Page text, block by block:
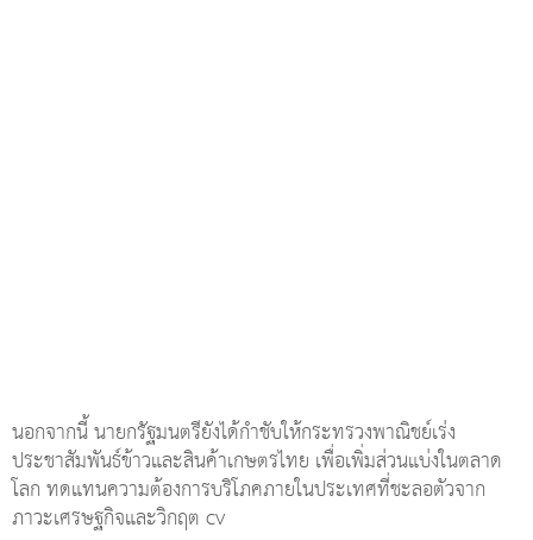
นอกจากนี้ นายกรัฐมนตรียังได้กำชับให้กระทรวงพาณิชย์เร่ง
ประชาสัมพันธ์ข้าวและสินค้าเกษตรไทย เพื่อเพิ่มส่วนแบ่งในตลาด
โลก ทดแทนความต้องการบริโภคภายในประเทศที่ชะลอตัวจาก
ภาวะเศรษฐกิจและวิกฤต cv